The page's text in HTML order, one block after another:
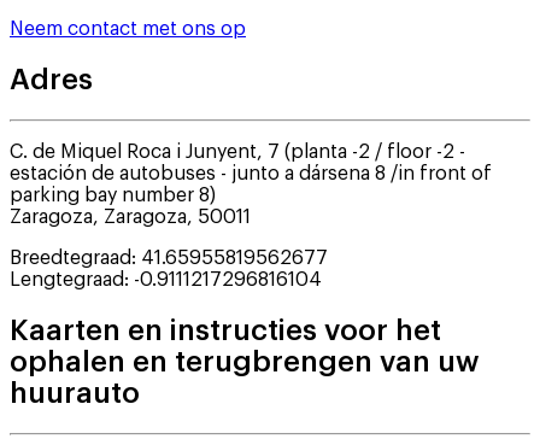
Neem contact met ons op
Adres
C. de Miquel Roca i Junyent, 7 (planta -2 / floor -2 -
estación de autobuses - junto a dársena 8 /in front of
parking bay number 8)
Zaragoza, Zaragoza, 50011
Breedtegraad: 41.65955819562677
Lengtegraad: -0.9111217296816104
Kaarten en instructies voor het
ophalen en terugbrengen van uw
huurauto